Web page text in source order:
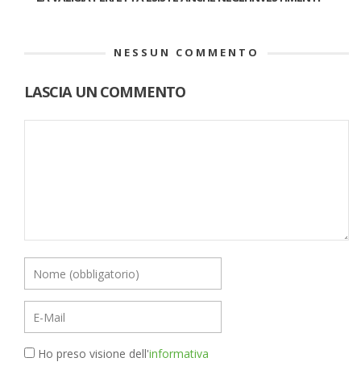
NESSUN COMMENTO
LASCIA UN COMMENTO
Ho preso visione dell'informativa